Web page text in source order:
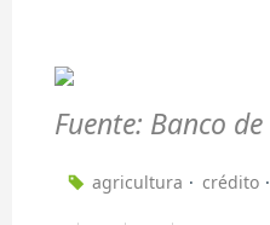
Fuente: Banco
agricultura crédito